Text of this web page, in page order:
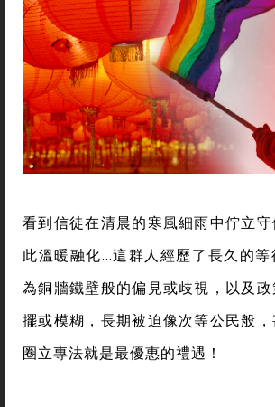
看到信徒在清晨的寒風細雨中佇立
此溫暖融化…這群人經歷了長久的等
為銅牆鐵壁般的偏見或歧視，以及
擺或模糊，長期被迫像次等公民般
圈立專法就是最優惠的禮遇！